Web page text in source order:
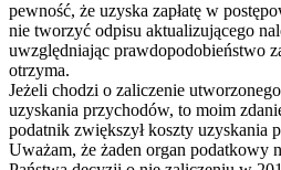
pewność, że uzyska zapłatę w
nie tworzyć odpisu aktualizującego
uwzględniając prawdopodobieństwo
otrzyma.
Jeżeli chodzi o zaliczenie
uzyskania przychodów, to moim
podatnik zwiększył koszty uzyskania
Uważam, że żaden organ podatkowy